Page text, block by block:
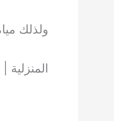
ولذلك